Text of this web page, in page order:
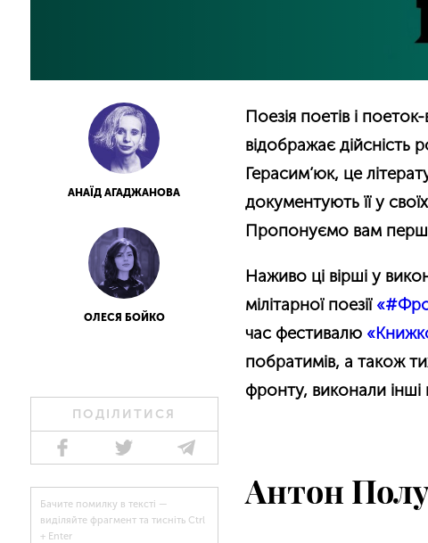
АНАЇД АГАДЖАНОВА
ОЛЕСЯ БОЙКО
ПОДІЛИТИСЯ
Бачите помилку в тексті —
виділяйте фрагмент та тисніть Ctrl
+ Enter
Поезія поетів і
відображає дійсність
Герасим’юк, це
документують її у
Пропонуємо вам першу
Наживо ці вірші у
мілітарної поезії
час фестивалю
побратимів, а також
фронту, виконали інші
Антон